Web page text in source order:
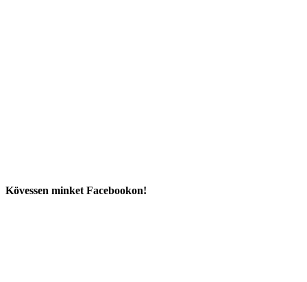
Kövessen minket Facebookon!